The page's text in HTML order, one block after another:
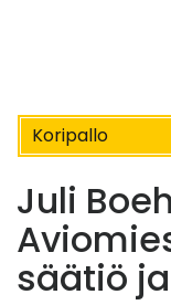
Koripallo
Juli
säätiö